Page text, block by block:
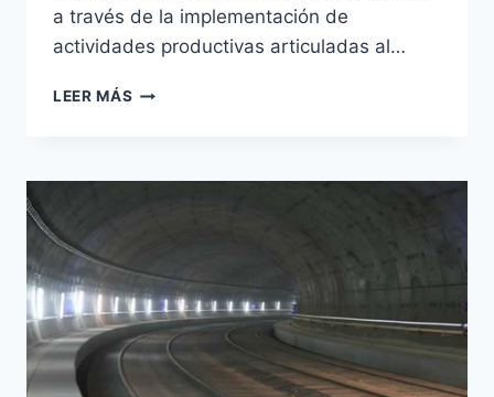
a través de la implementación de
actividades productivas articuladas al…
LEER MÁS TÚNEL
PRETÚNELES
MAJES
SIGUAS
2